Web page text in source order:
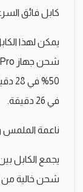
كابل فائق السرعة
في 26 دقيقة.
ناعمة الملمس
يجمع الكابل
شحن خالية من